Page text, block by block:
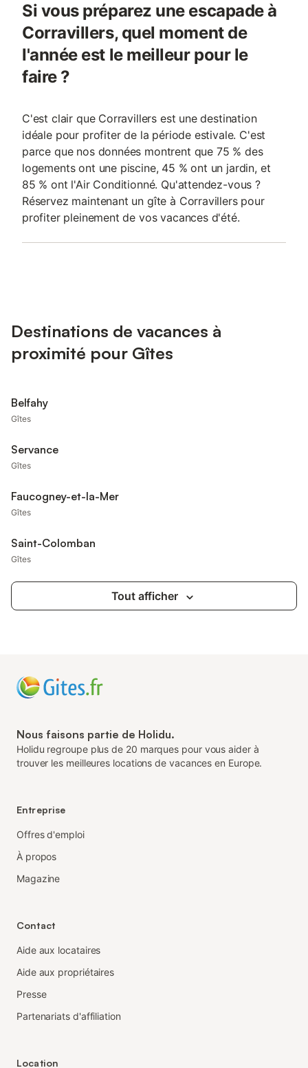
Si vous préparez une escapade à
Corravillers, quel moment de
l'année est le meilleur pour le
faire ?
C'est clair que Corravillers est une destination
idéale pour profiter de la période estivale. C'est
parce que nos données montrent que 75 % des
logements ont une piscine, 45 % ont un jardin, et
85 % ont l'Air Conditionné. Qu'attendez-vous ?
Réservez maintenant un gîte à Corravillers pour
profiter pleinement de vos vacances d'été.
Destinations de vacances à
proximité pour Gîtes
Belfahy
Gîtes
Servance
Gîtes
Faucogney-et-la-Mer
Gîtes
Saint-Colomban
Gîtes
Tout afficher
Nous faisons partie de Holidu.
Holidu regroupe plus de 20 marques pour vous aider à
trouver les meilleures locations de vacances en Europe.
Entreprise
Offres d'emploi
À propos
Magazine
Contact
Aide aux locataires
Aide aux propriétaires
Presse
Partenariats d'affiliation
Location